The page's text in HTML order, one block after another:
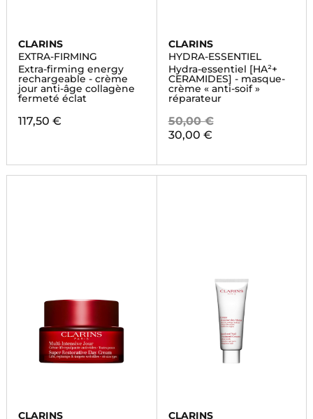
CLARINS
EXTRA-FIRMING
Extra-firming energy
rechargeable - crème
jour anti-âge collagène
fermeté éclat
117,50 €
CLARINS
HYDRA-ESSENTIEL
Hydra-essentiel [HA²+
CERAMIDES] - masque-
crème « anti-soif »
réparateur
50,00 €
30,00 €
CLARINS
CLARINS